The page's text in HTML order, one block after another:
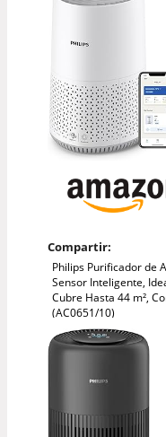
Compartir:
Philips Purificador de
Sensor Inteligente,
Cubre Hasta 44 m²,
(AC0651/10)